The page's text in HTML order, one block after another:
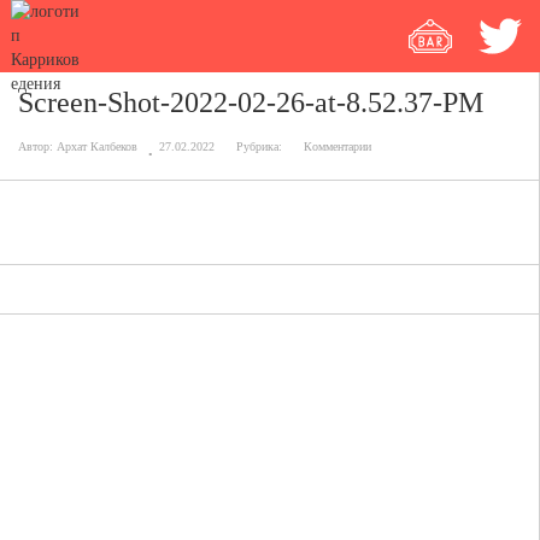
Screen-Shot-2022-02-26-at-8.52.37-PM
Автор: Архат Калбеков 27.02.2022 Рубрика: Комментарии